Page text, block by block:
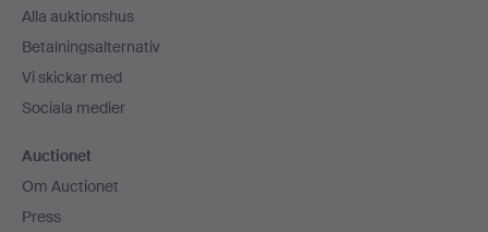
Alla auktionshus
Betalningsalternativ
Vi skickar med
Sociala medier
Auctionet
Om Auctionet
Press